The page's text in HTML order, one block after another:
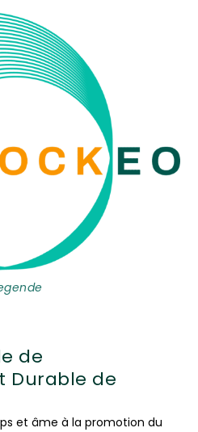
de
Durable de
et âme à la promotion du